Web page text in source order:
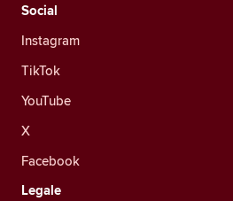
Social
Instagram
TikTok
YouTube
X
Facebook
Legale